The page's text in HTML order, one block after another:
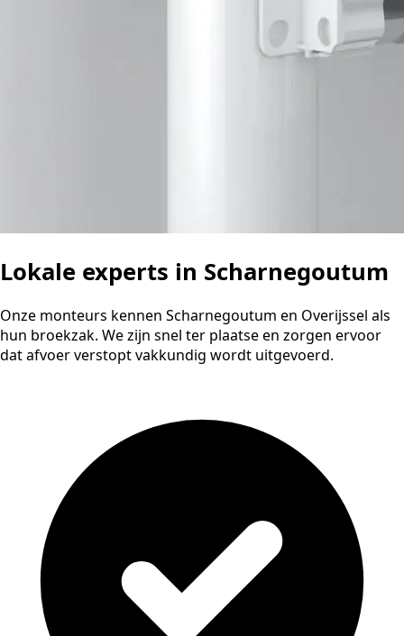
Lokale experts in Scharnegoutum
Onze monteurs kennen Scharnegoutum en Overijssel als
hun broekzak. We zijn snel ter plaatse en zorgen ervoor
dat afvoer verstopt vakkundig wordt uitgevoerd.